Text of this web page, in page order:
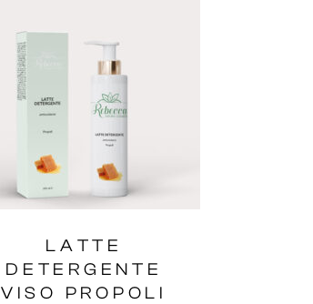
LATTE
DETERGENTE
VISO PROPOLI